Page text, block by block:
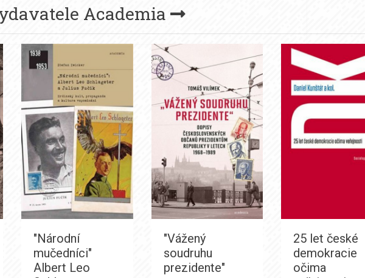
Academia
"Národní
mučedníci"
Albert Leo
"Vážený
soudruhu
prezidente"
25 let české
demokracie
očima